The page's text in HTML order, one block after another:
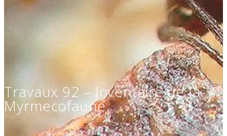
Travaux 92 – Inventaire de la
Myrmecofaune